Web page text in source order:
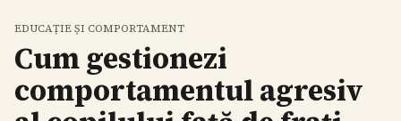
EDUCAȚIE ȘI COMPORTAMENT
Cum gestionezi
comportamentul agresiv